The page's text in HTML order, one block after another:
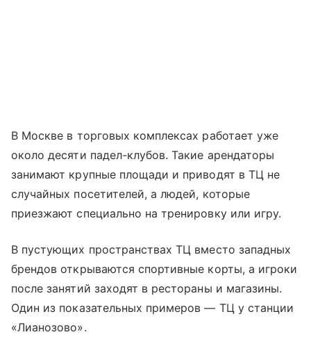
В Москве в торговых комплексах работает уже
около десяти падел-клубов. Такие арендаторы
занимают крупные площади и приводят в ТЦ не
случайных посетителей, а людей, которые
приезжают специально на тренировку или игру.
В пустующих пространствах ТЦ вместо западных
брендов открываются спортивные корты, а игроки
после занятий заходят в рестораны и магазины.
Один из показательных примеров — ТЦ у станции
«Лианозово».